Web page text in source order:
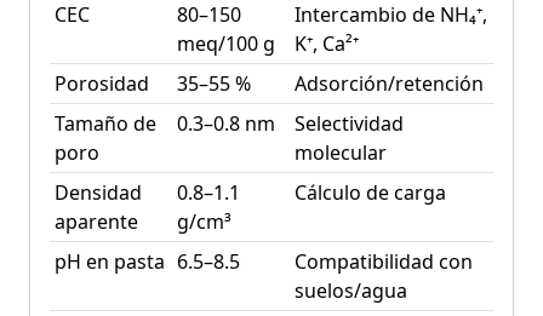
CEC
80–150
meq/100 g
Intercambio de NH₄⁺,
K⁺, Ca²⁺
Porosidad
35–55 %
Adsorción/retención
Tamaño de
poro
0.3–0.8 nm
Selectividad
molecular
Densidad
aparente
0.8–1.1
g/cm³
Cálculo de carga
pH en pasta 6.5–8.5
Compatibilidad con
suelos/agua